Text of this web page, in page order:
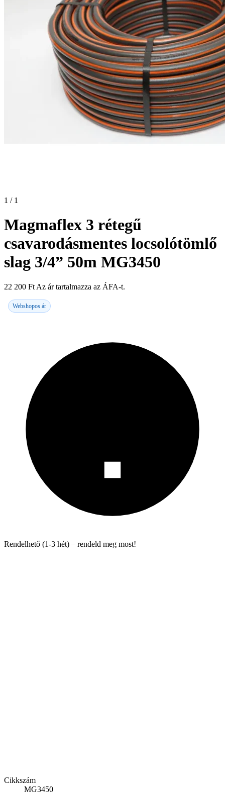
1 / 1
Magmaflex 3 rétegű
csavarodásmentes locsolótömlő
slag 3/4” 50m MG3450
22 200 Ft Az ár tartalmazza az ÁFA-t.
Webshopos ár
Rendelhető (1-3 hét) – rendeld meg most!
Cikkszám
MG3450